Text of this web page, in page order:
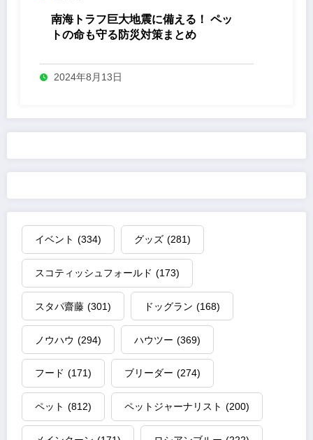
南海トラフ巨大地震に備える！ ペッ
トの命も守る防災対策まとめ
2024年8月13日
イベント (334) グッズ (281)
スコティッシュフォールド (173)
スタパ齋藤 (301) ドッグラン (168)
ノウハウ (294) ハウツー (369)
フード (171) ブリーダー (274)
ペット (812) ペットジャーナリスト (200)